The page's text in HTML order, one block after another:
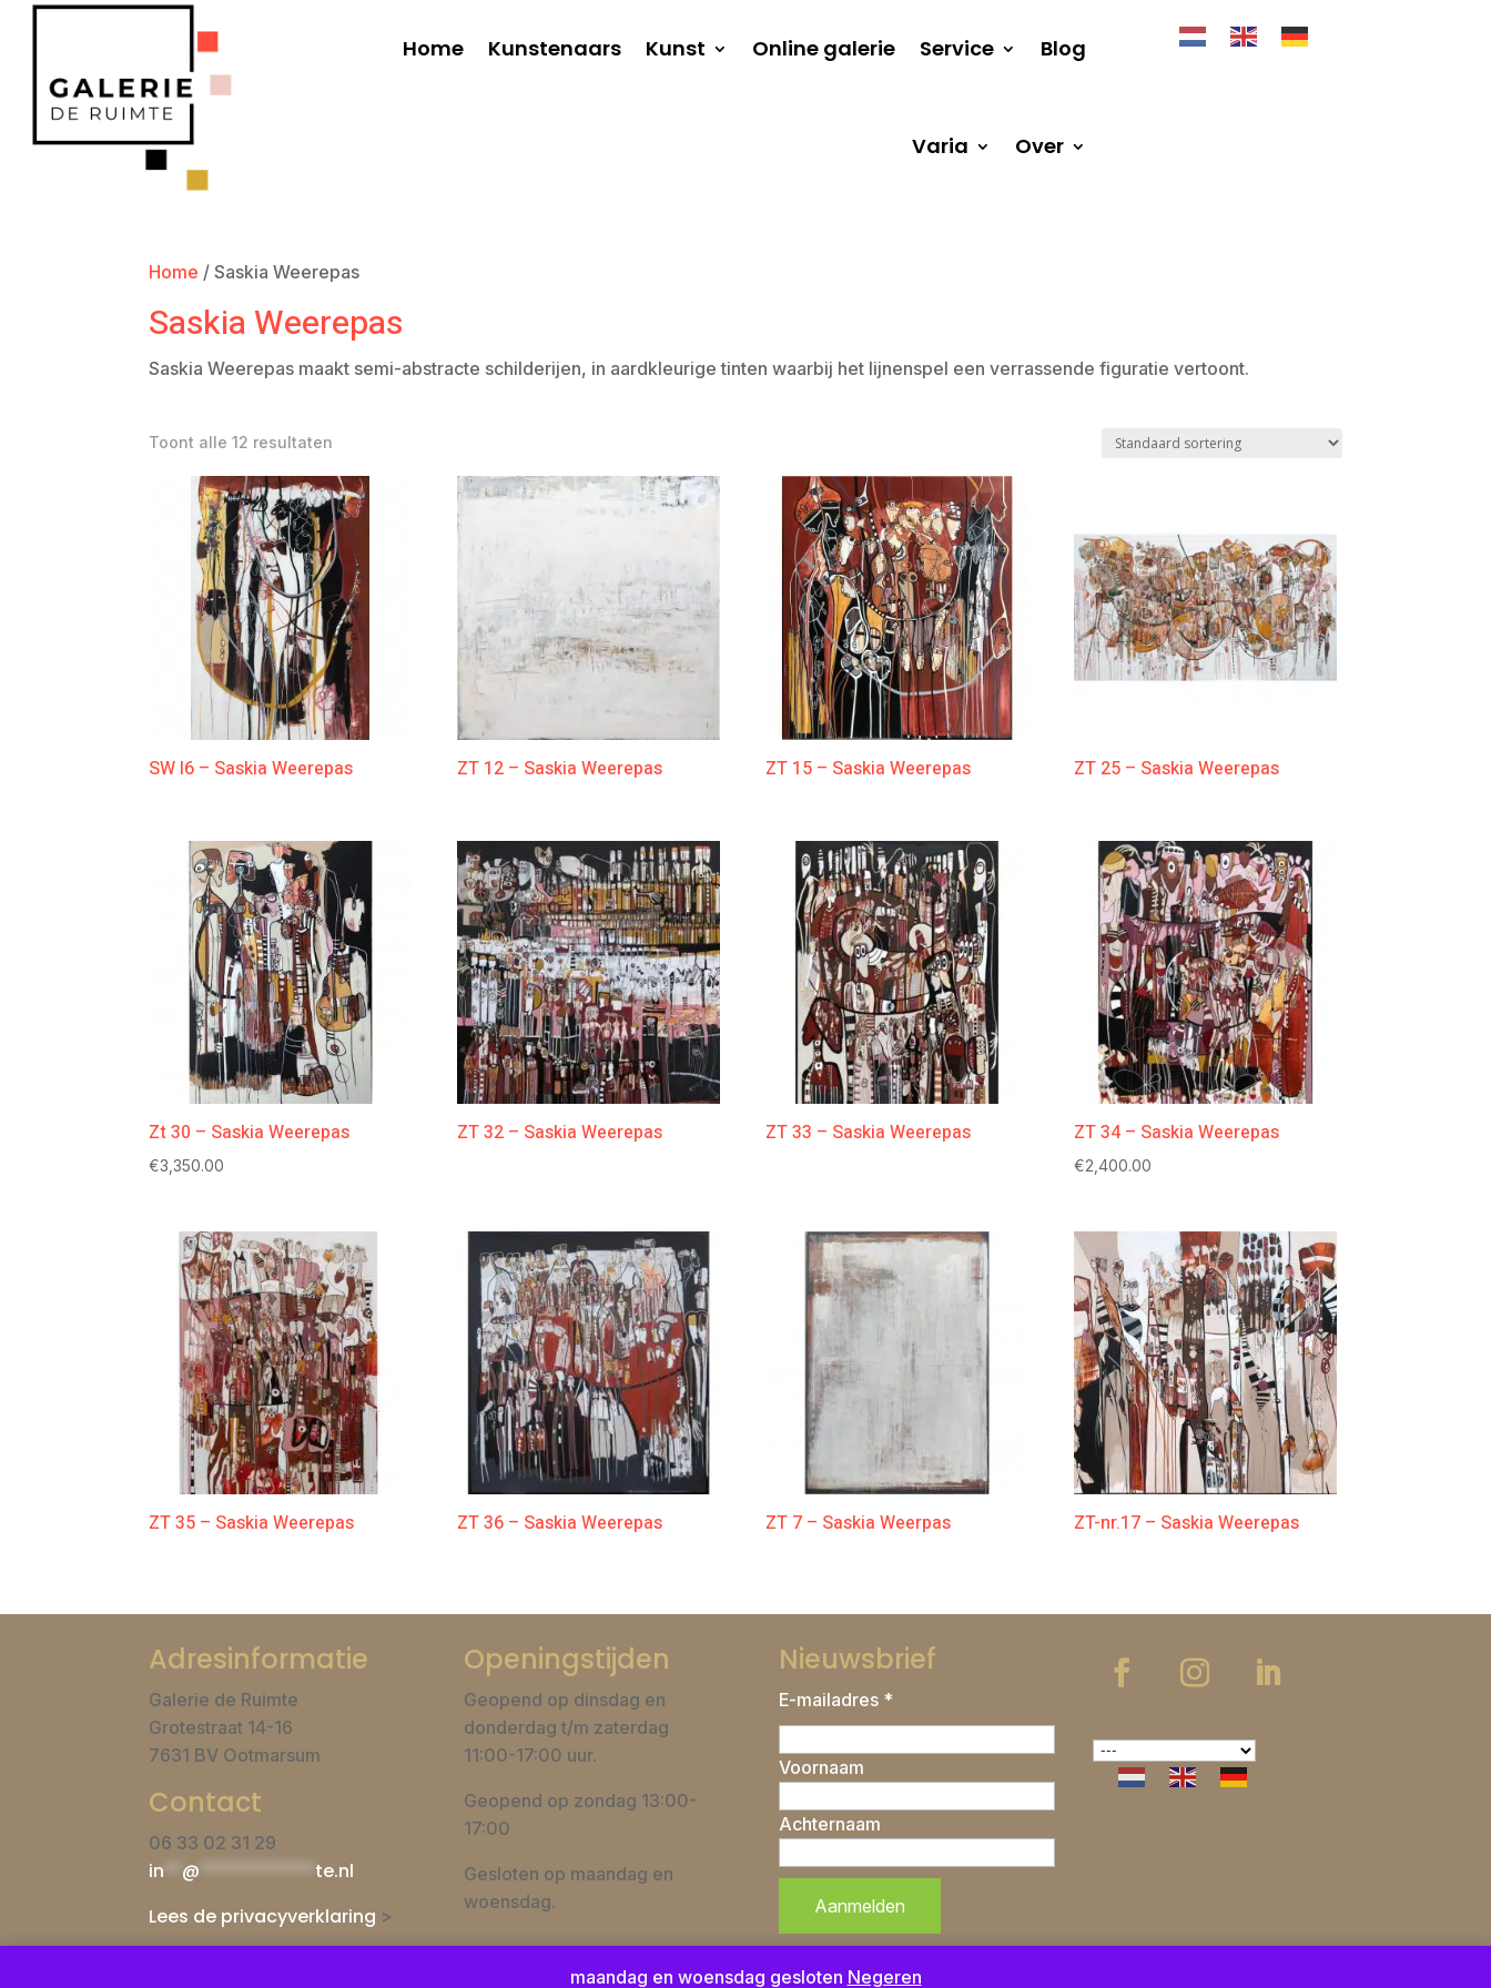
maandag en woensdag gesloten Negeren
Home Kunstenaars Kunst Online galerie Service Blog
Varia Over
Home / Saskia Weerepas
Saskia Weerepas
Saskia Weerepas maakt semi-abstracte schilderijen, in aardkleurige tinten waarbij het lijnenspel een verrassende figuratie vertoont.
Toont alle 12 resultaten
SW I6 – Saskia Weerepas ZT 12 – Saskia Weerepas ZT 15 – Saskia Weerepas ZT 25 – Saskia Weerepas
Zt 30 – Saskia Weerepas
€3,350.00
ZT 32 – Saskia Weerepas ZT 33 – Saskia Weerepas ZT 34 – Saskia Weerepas
€2,400.00
ZT 35 – Saskia Weerepas ZT 36 – Saskia Weerepas ZT 7 – Saskia Weerpas ZT-nr.17 – Saskia Weerepas
Adresinformatie
Galerie de Ruimte
Grotestraat 14-16
7631 BV Ootmarsum
Contact
06 33 02 31 29
in @
te.nl
Lees de privacyverklaring >
Openingstijden
Geopend op dinsdag en
donderdag t/m zaterdag
11:00-17:00 uur.
Geopend op zondag 13:00-
17:00
Gesloten op maandag en
woensdag.
Nieuwsbrief
E-mailadres *
Voornaam
Achternaam